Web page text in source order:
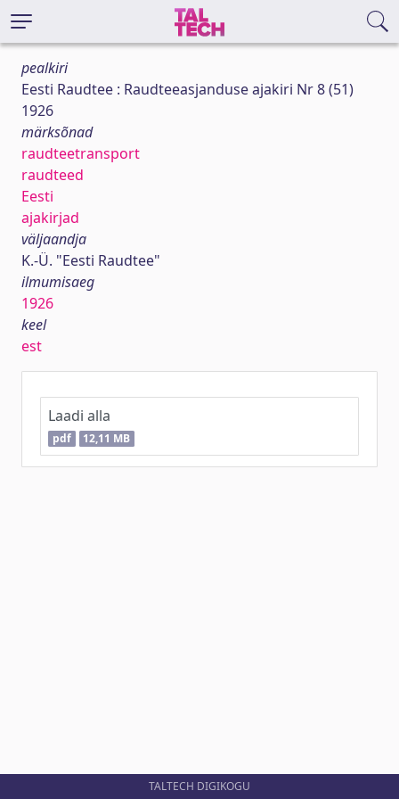
pealkiri
Eesti Raudtee : Raudteeasjanduse ajakiri Nr 8 (51)
1926
märksõnad
raudteetransport
raudteed
Eesti
ajakirjad
väljaandja
K.-Ü. "Eesti Raudtee"
ilmumisaeg
1926
keel
est
Laadi alla
pdf 12,11 MB
TALTECH DIGIKOGU